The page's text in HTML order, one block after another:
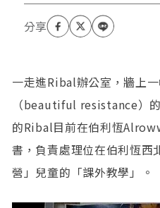
一走進Ribal辦公室，牆上一
（beautiful resistance）
的Ribal目前在伯利恆
書，負責處理位在伯利恆西
營」兒童的「課外教學」。